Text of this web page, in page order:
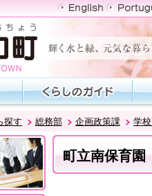
探す 総務部 企画政策課 学
町立南保育園